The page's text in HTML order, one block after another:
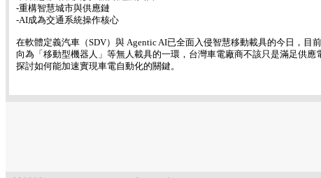
-重構智慧城市與供應鏈
-AI成為交通系統操作核心
在軟體定義汽車（SDV）與 Agentic AI已全面入侵智慧移動載具的今日，
向為「移動型機器人」等無人載具的一環，台灣車電廠商不該只是滿足供
探討如何能加速實現車電自動化的關鍵。